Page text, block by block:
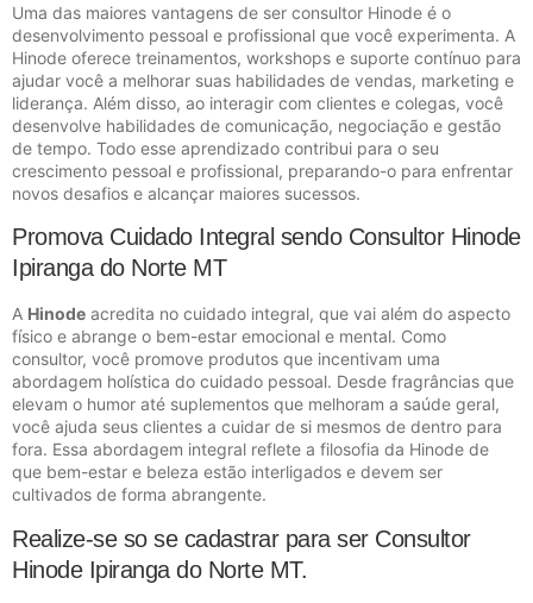
Uma das maiores vantagens de ser consultor Hinode é o
desenvolvimento pessoal e profissional que você experimenta. A
Hinode oferece treinamentos, workshops e suporte contínuo para
ajudar você a melhorar suas habilidades de vendas, marketing e
liderança. Além disso, ao interagir com clientes e colegas, você
desenvolve habilidades de comunicação, negociação e gestão
de tempo. Todo esse aprendizado contribui para o seu
crescimento pessoal e profissional, preparando-o para enfrentar
novos desafios e alcançar maiores sucessos.
Promova Cuidado Integral sendo Consultor Hinode
Ipiranga do Norte MT
A Hinode acredita no cuidado integral, que vai além do aspecto
físico e abrange o bem-estar emocional e mental. Como
consultor, você promove produtos que incentivam uma
abordagem holística do cuidado pessoal. Desde fragrâncias que
elevam o humor até suplementos que melhoram a saúde geral,
você ajuda seus clientes a cuidar de si mesmos de dentro para
fora. Essa abordagem integral reflete a filosofia da Hinode de
que bem-estar e beleza estão interligados e devem ser
cultivados de forma abrangente.
Realize-se so se cadastrar para ser Consultor
Hinode Ipiranga do Norte MT.